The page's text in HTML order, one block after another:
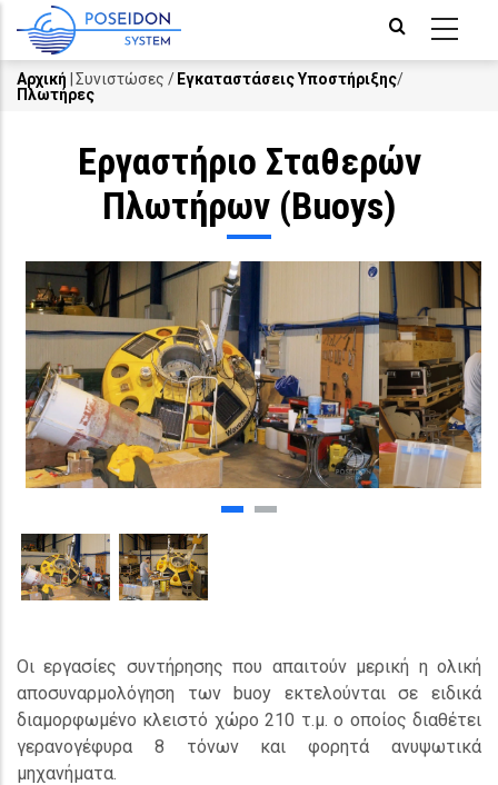
main
Breadcrumb
Αρχική Συνιστώσες / Εγκαταστάσεις Υποστήριξης/
Πλωτήρες
Εργαστήριο Σταθερών
Πλωτήρων (Buoys)
Οι εργασίες συντήρησης που απαιτούν μερική η ολική
αποσυναρμολόγηση των buoy εκτελούνται σε ειδικά
διαμορφωμένο κλειστό χώρο 210 τ.μ. ο οποίος διαθέτει
γερανογέφυρα 8 τόνων και φορητά ανυψωτικά
μηχανήματα.